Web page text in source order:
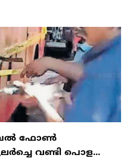
ഫോൺ
വണ്ടി പൊള...